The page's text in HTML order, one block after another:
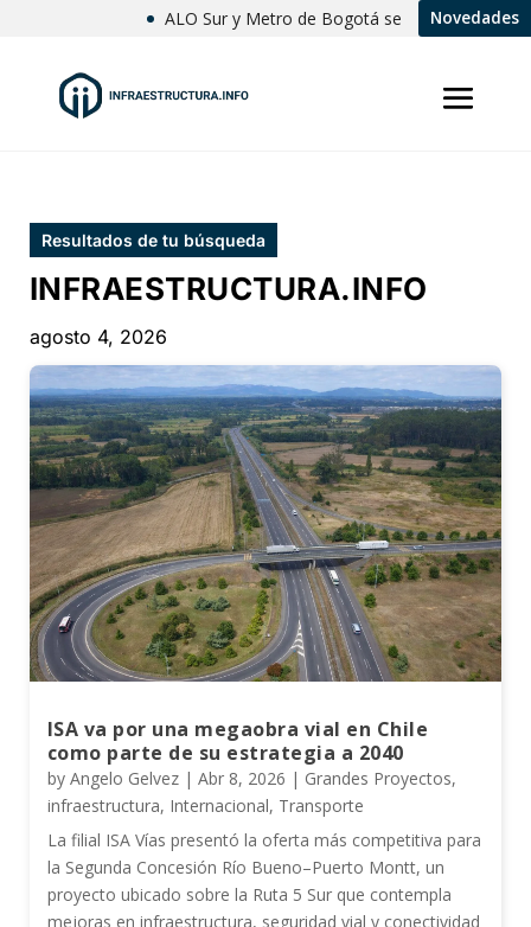
Novedades
ALO Sur y Metro de Bogotá se articulan para
Resultados de tu búsqueda
INFRAESTRUCTURA.INFO
agosto 4, 2026
ISA va por una megaobra vial en Chile
como parte de su estrategia a 2040
by Angelo Gelvez| Abr 8, 2026 | Grandes Proyectos,
infraestructura, Internacional, Transporte
La filial ISA Vías presentó la oferta más competitiva para
la Segunda Concesión Río Bueno–Puerto Montt, un
proyecto ubicado sobre la Ruta 5 Sur que contempla
mejoras en infraestructura, seguridad vial y conectividad